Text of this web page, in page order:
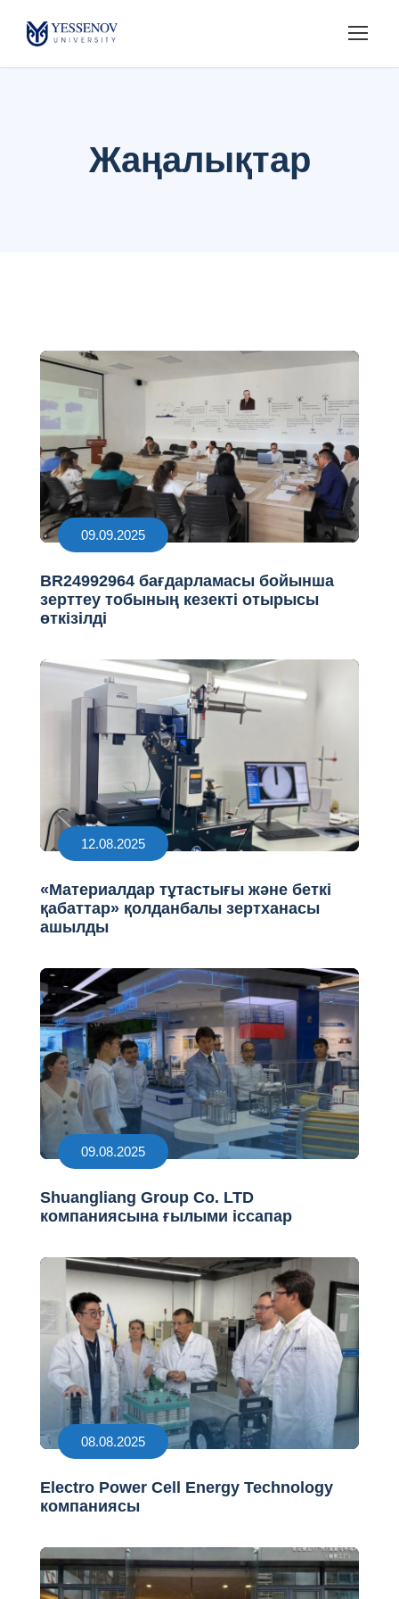
Жаңалықтар
09.09.2025
BR24992964 бағдарламасы бойынша
зерттеу тобының кезекті отырысы
өткізілді
12.08.2025
«Материалдар тұтастығы және беткі
қабаттар» қолданбалы зертханасы
ашылды
09.08.2025
Shuangliang Group Co. LTD
компаниясына ғылыми іссапар
08.08.2025
Electro Power Cell Energy Technology
компаниясы